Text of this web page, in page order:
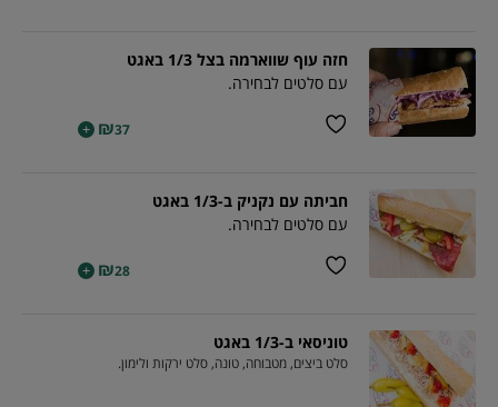
חזה עוף שווארמה בצל 1/3 באגט
עם סלטים לבחירה.
₪37
+
חביתה עם נקניק ב-1/3 באגט
עם סלטים לבחירה.
₪28
+
טוניסאי ב-1/3 באגט
סלט ביצים, מטבוחה, טונה, סלט ירקות ולימון.